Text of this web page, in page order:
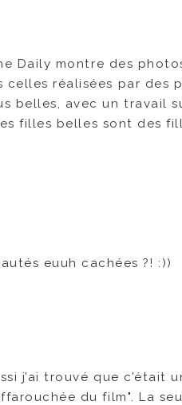
Daily montre des
celles réalisées par des
belles, avec un travail
filles belles sont des
euuh cachées ?! :))
j’ai trouvé que c’était
du film". La